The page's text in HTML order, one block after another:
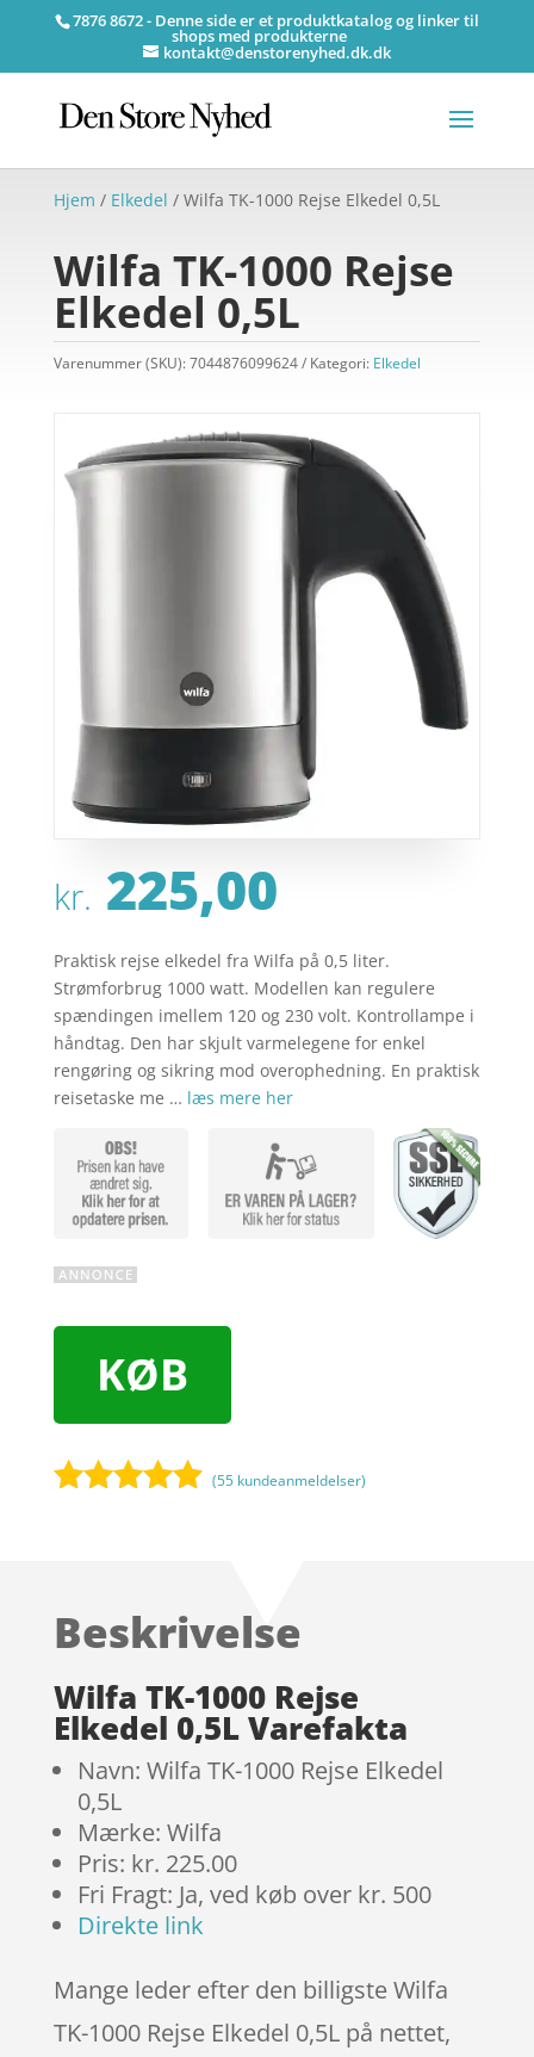
7876 8672 - Denne side er et produktkatalog og linker til
shops med produkterne
kontakt@denstorenyhed.dk.dk
Hjem / Elkedel / Wilfa TK-1000 Rejse Elkedel 0,5L
Wilfa TK-1000 Rejse
Elkedel 0,5L
Varenummer (SKU):7044876099624 Kategori: Elkedel
kr. 225,00
Praktisk rejse elkedel fra Wilfa på 0,5 liter.
Strømforbrug 1000 watt. Modellen kan regulere
spændingen imellem 120 og 230 volt. Kontrollampe i
håndtag. Den har skjult varmelegene for enkel
rengøring og sikring mod overophedning. En praktisk
reisetaske me … læs mere her
KØB
kundebedø
(55 kundeanmeldelser)
Beskrivelse
Wilfa TK-1000 Rejse
Elkedel 0,5L Varefakta
Navn: Wilfa TK-1000 Rejse Elkedel
0,5L
Mærke: Wilfa
Pris: kr. 225.00
Fri Fragt: Ja, ved køb over kr. 500
Direkte link
Mange leder efter den billigste Wilfa
TK-1000 Rejse Elkedel 0,5L på nettet,